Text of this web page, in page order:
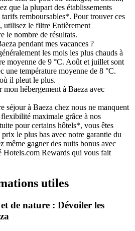
que la plupart des établissements
tarifs remboursables*. Pour trouver ces
utilisez le filtre Entièrement
le nombre de résultats.
pendant mes vacances ?
les mois les plus chauds à
moyenne de 9 °C. Août et juillet sont
une température moyenne de 8 °C.
il pleut le plus.
hébergement à Baeza avec
séjour à Baeza chez nous ne manquent
maximale grâce à nos
pour certains hôtels*, vous êtes
le plus bas avec notre garantie du
même gagner des nuits bonus avec
Hotels.com Rewards qui vous fait
utiles
de nature : Dévoiler les